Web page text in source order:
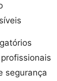
segurança